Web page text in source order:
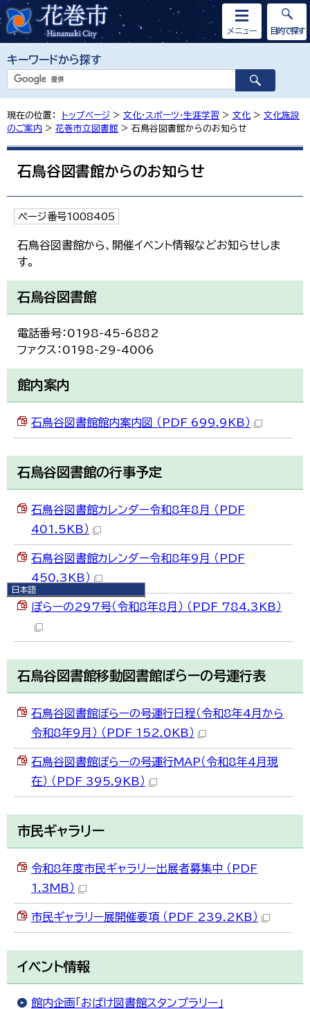
キーワードから探す
メニュー
日本語
日本語
한국어
简体中文
目的で探す
現在の位置： トップページ > 文化・スポーツ・生涯学習 > 文化 > 文化施設
のご案内 > 花巻市立図書館 > 石鳥谷図書館からのお知らせ
石鳥谷図書館からのお知らせ
ページ番号1008405
石鳥谷図書館から、開催イベント情報などお知らせしま
す。
石鳥谷図書館
電話番号：0198-45-6882
ファクス：0198-29-4006
館内案内
石鳥谷図書館館内案内図 （PDF 699.9KB）
石鳥谷図書館の行事予定
石鳥谷図書館カレンダー令和8年8月 （PDF
401.5KB）
石鳥谷図書館カレンダー令和8年9月 （PDF
450.3KB）
ぽらーの297号（令和8年8月） （PDF 784.3KB）
石鳥谷図書館移動図書館ぽらーの号運行表
石鳥谷図書館ぽらーの号運行日程（令和8年4月から
令和8年9月） （PDF 152.0KB）
石鳥谷図書館ぽらーの号運行MAP（令和8年4月現
在） （PDF 395.9KB）
市民ギャラリー
令和8年度市民ギャラリー出展者募集中 （PDF
1.3MB）
市民ギャラリー展開催要項 （PDF 239.2KB）
イベント情報
館内企画「おばけ図書館スタンプラリー」